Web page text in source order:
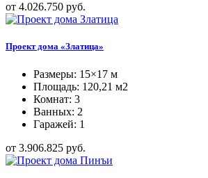
от 4.026.750 руб.
Проект дома «Златица»
Размеры: 15×17 м
Площадь: 120,21 м2
Комнат: 3
Ванных: 2
Гаражей: 1
от 3.906.825 руб.